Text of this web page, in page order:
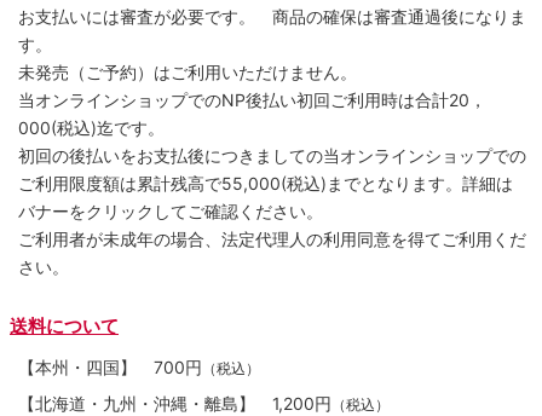
お支払いには審査が必要です。 商品の確保は審査通過後になりま
す。
未発売（ご予約）はご利用いただけません。
当オンラインショップでのNP後払い初回ご利用時は合計20，
000(税込)迄です。
初回の後払いをお支払後につきましての当オンラインショップでの
ご利用限度額は累計残高で55,000(税込)までとなります。詳細は
バナーをクリックしてご確認ください。
ご利用者が未成年の場合、法定代理人の利用同意を得てご利用くだ
さい。
送料について
【本州・四国】 700円 （税込）
【北海道・九州・沖縄・離島】 1,200円 （税込）